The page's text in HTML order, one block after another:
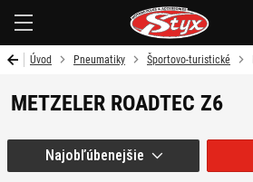
Úvod Pneumatiky Športovo-turistické
METZELER ROADTEC Z6
Najobľúbenejšie